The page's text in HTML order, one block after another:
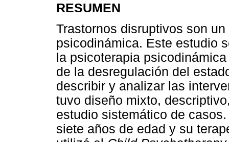
RESUMEN
Trastornos disruptivos son
psicodinámica. Este estudio
la psicoterapia
de la desregulación del
describir y analizar las
tuvo diseño mixto,
estudio sistemático de
siete años de edad y su